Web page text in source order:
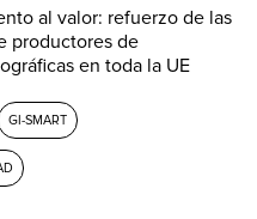
al valor: refuerzo de las
productores de
en toda la UE
GI-SMART